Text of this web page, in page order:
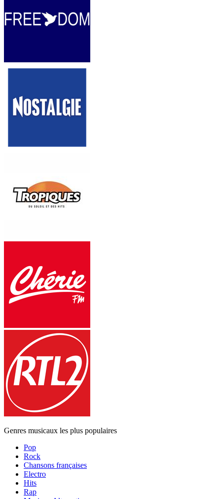
Genres musicaux les plus populaires
Pop
Rock
Chansons françaises
Electro
Hits
Rap